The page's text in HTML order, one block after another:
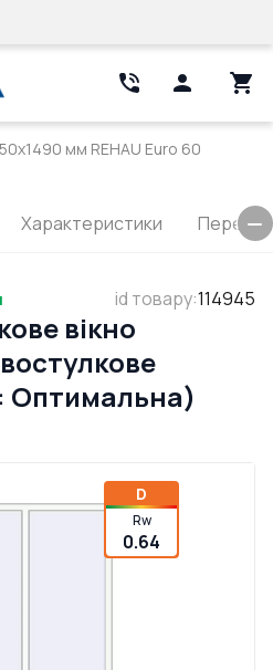
мм REHAU Euro 60
Характеристики
id товару:114945
вікно
Оптимальна)
D
Rw
0.64